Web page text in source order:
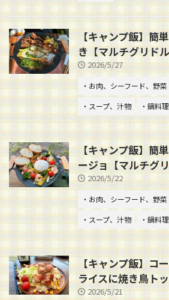
【キャンプ飯】簡
き【マルチグリドル
2026/5/27
・お肉、シーフード、野菜
・スープ、汁物
・鍋料理
【キャンプ飯】簡
ージョ【マルチグリ
2026/5/22
・お肉、シーフード、野菜
・スープ、汁物
・鍋料理
【キャンプ飯】コ
ライスに焼き鳥ト
2026/5/21